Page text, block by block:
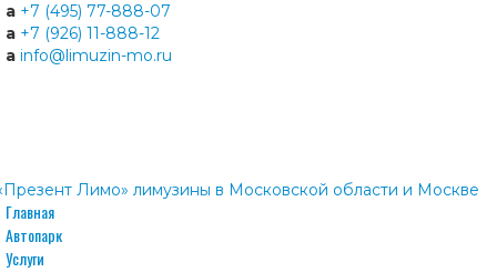
a +7 (495) 77-888-07
a +7 (926) 11-888-12
a info@limuzin-mo.ru
Главная
Автопарк
Услуги